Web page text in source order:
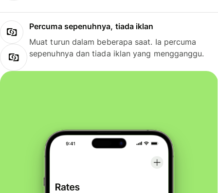
Percuma sepenuhnya, tiada iklan
Muat turun dalam beberapa saat. Ia percuma
sepenuhnya dan tiada iklan yang mengganggu.